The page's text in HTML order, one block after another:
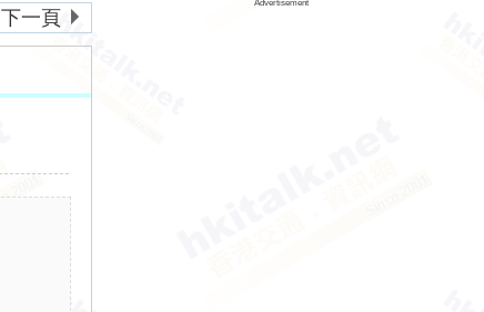
下一頁
Advertisement